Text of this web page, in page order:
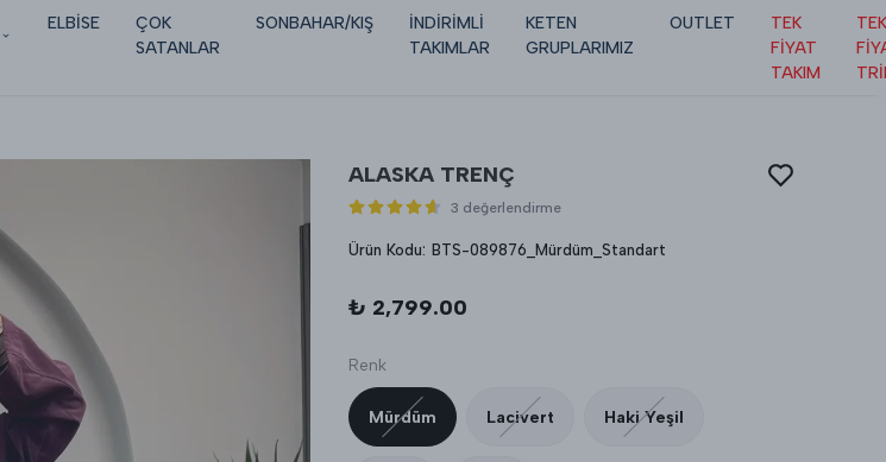
ELBİSE
ÇOK
SATANLAR
SONBAHAR/KIŞ
İNDİRİMLİ
TAKIMLAR
KETEN
GRUPLARIMIZ
OUTLET
TEK
FİYAT
TAKIM
TEK
ALASKA TRENÇ
3 değerlendirme
Ürün Kodu: BTS-089876_Mürdüm_Standart
₺ 2,799.00
Renk
Mürdüm Lacivert Haki Yeşil